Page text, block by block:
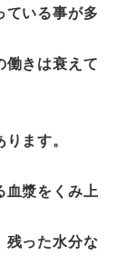
ている事が多
働きは衰えて
ます。
血漿をくみ上
残った水分な